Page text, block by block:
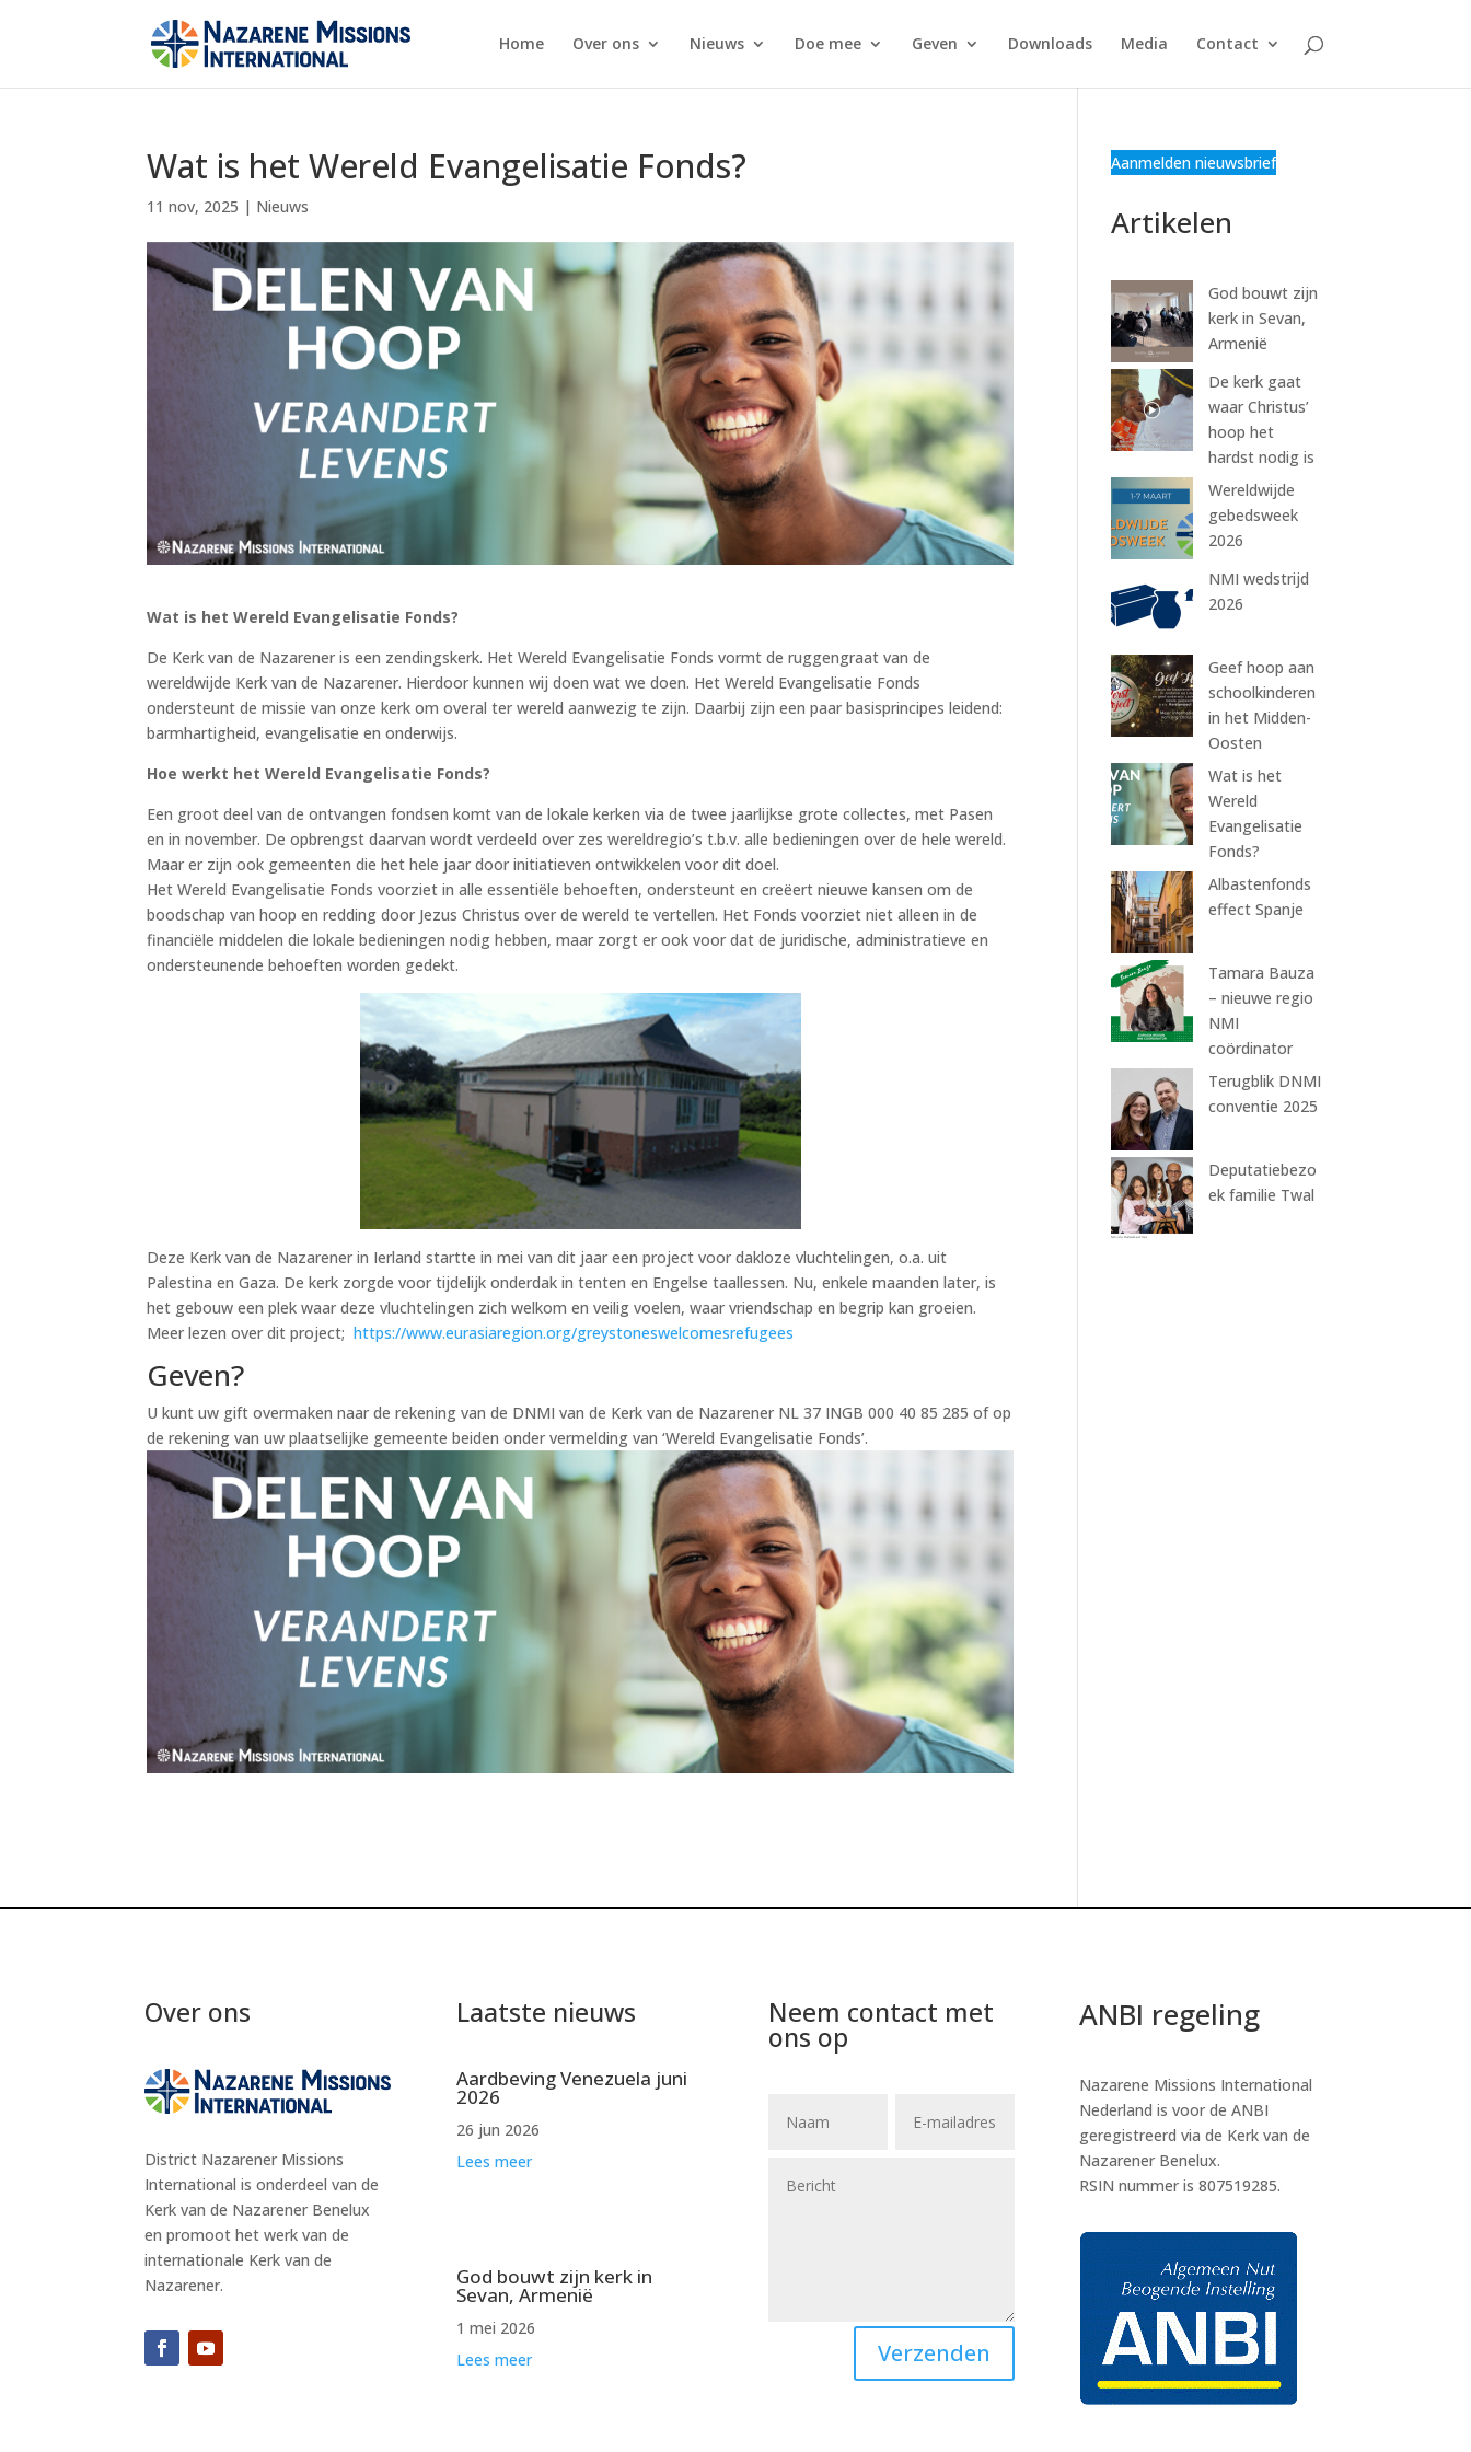
Home Over ons Nieuws Doe mee Geven Downloads Media Contact
Wat is het Wereld Evangelisatie Fonds?
11 nov, 2025 | Nieuws
Wat is het Wereld Evangelisatie Fonds?
De Kerk van de Nazarener is een zendingskerk. Het Wereld Evangelisatie Fonds vormt de ruggengraat van de
wereldwijde Kerk van de Nazarener. Hierdoor kunnen wij doen wat we doen. Het Wereld Evangelisatie Fonds
ondersteunt de missie van onze kerk om overal ter wereld aanwezig te zijn. Daarbij zijn een paar basisprincipes leidend:
barmhartigheid, evangelisatie en onderwijs.
Hoe werkt het Wereld Evangelisatie Fonds?
Een groot deel van de ontvangen fondsen komt van de lokale kerken via de twee jaarlijkse grote collectes, met Pasen
en in november. De opbrengst daarvan wordt verdeeld over zes wereldregio’s t.b.v. alle bedieningen over de hele wereld.
Maar er zijn ook gemeenten die het hele jaar door initiatieven ontwikkelen voor dit doel.
Het Wereld Evangelisatie Fonds voorziet in alle essentiële behoeften, ondersteunt en creëert nieuwe kansen om de
boodschap van hoop en redding door Jezus Christus over de wereld te vertellen. Het Fonds voorziet niet alleen in de
financiële middelen die lokale bedieningen nodig hebben, maar zorgt er ook voor dat de juridische, administratieve en
ondersteunende behoeften worden gedekt.
Deze Kerk van de Nazarener in Ierland startte in mei van dit jaar een project voor dakloze vluchtelingen, o.a. uit
Palestina en Gaza. De kerk zorgde voor tijdelijk onderdak in tenten en Engelse taallessen. Nu, enkele maanden later, is
het gebouw een plek waar deze vluchtelingen zich welkom en veilig voelen, waar vriendschap en begrip kan groeien.
Meer lezen over dit project;https://www.eurasiaregion.org/greystoneswelcomesrefugees
Geven?
U kunt uw gift overmaken naar de rekening van de DNMI van de Kerk van de Nazarener NL 37 INGB 000 40 85 285 of op
de rekening van uw plaatselijke gemeente beiden onder vermelding van ‘Wereld Evangelisatie Fonds’.
Aanmelden nieuwsbrief
Artikelen
God bouwt zijn
kerk in Sevan,
Armenië
De kerk gaat
waar Christus’
hoop het
hardst nodig is
Wereldwijde
gebedsweek
2026
NMI wedstrijd
2026
Geef hoop aan
schoolkinderen
in het Midden-
Oosten
Wat is het
Wereld
Evangelisatie
Fonds?
Albastenfonds
effect Spanje
Tamara Bauza
– nieuwe regio
NMI
coördinator
Terugblik DNMI
conventie 2025
Deputatiebezo
ek familie Twal
Over ons
District Nazarener Missions
International is onderdeel van de
Kerk van de Nazarener Benelux
en promoot het werk van de
internationale Kerk van de
Nazarener.
Laatste nieuws
Aardbeving Venezuela juni
2026
26 jun 2026
Lees meer
God bouwt zijn kerk in
Sevan, Armenië
1 mei 2026
Lees meer
Neem contact met
ons op
Verzenden
ANBI regeling
Nazarene Missions International
Nederland is voor de ANBI
geregistreerd via de Kerk van de
Nazarener Benelux.
RSIN nummer is 807519285.